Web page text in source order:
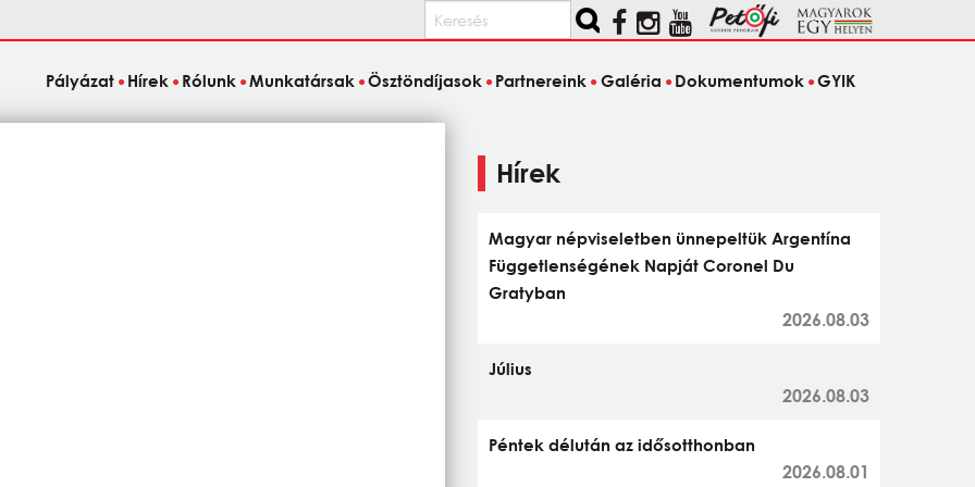
Keresés
Pályázat Hírek Rólunk Munkatársak Ösztöndíjasok Partnereink Galéria Dokumentumok GYIK
Hírek
Magyar népviseletben ünnepeltük Argentína
Függetlenségének Napját Coronel Du
Gratyban
2026.08.03
Július
2026.08.03
Péntek délután az idősotthonban
2026.08.01